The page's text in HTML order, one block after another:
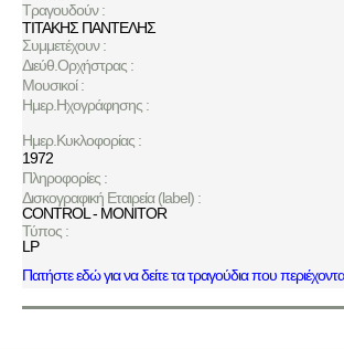
Τραγουδούν :
ΤΙΤΑΚΗΣ ΠΑΝΤΕΛΗΣ
Συμμετέχουν :
Διεύθ.Ορχήστρας :
Μουσικοί :
Ημερ.Ηχογράφησης :
Ημερ.Κυκλοφορίας :
1972
Πληροφορίες :
Δισκογραφική Εταιρεία (label) :
CONTROL - MONITOR
Τύπος :
LP
Πατήστε εδώ για να δείτε τα τραγούδια που